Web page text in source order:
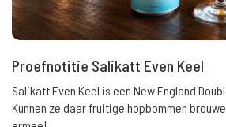
Proefnotitie Salikatt Even Keel
Salikatt Even Keel is een New England
Kunnen ze daar fruitige hopbommen